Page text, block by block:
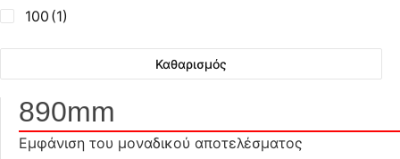
100 (1)
Καθαρισμός
890mm
Εμφάνιση του μοναδικού αποτελέσματος